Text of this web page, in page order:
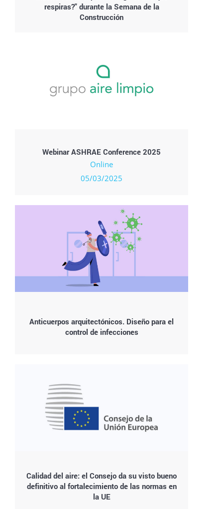
respiras?" durante la Semana de la
Construcción
Webinar ASHRAE Conference 2025
Online
05/03/2025
Anticuerpos arquitectónicos. Diseño para el
control de infecciones
Calidad del aire: el Consejo da su visto bueno
definitivo al fortalecimiento de las normas en
la UE